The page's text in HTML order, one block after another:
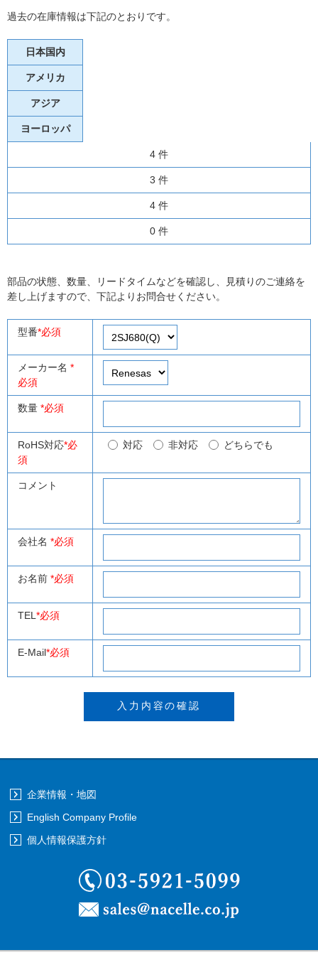
過去の在庫情報は下記のとおりです。
日本国内
アメリカ
アジア
ヨーロッパ
4 件
3 件
4 件
0 件
部品の状態、数量、リードタイムなどを確認し、見積りのご連絡を
差し上げますので、下記よりお問合せください。
型番*必須
メーカー名 *
必須
数量 *必須
RoHS対応*必
須
対応 非対応 どちらでも
コメント
会社名 *必須
お名前 *必須
TEL *必須
E-Mail*必須
企業情報・地図
English Company Profile
個人情報保護方針